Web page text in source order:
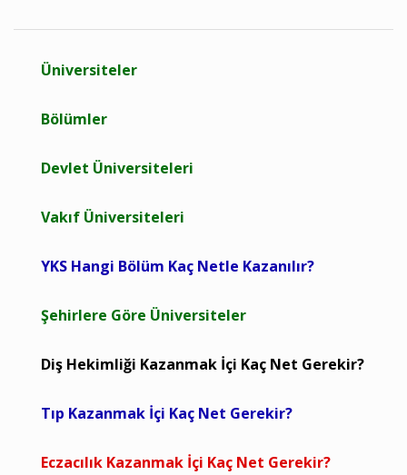
Üniversiteler
Bölümler
Devlet Üniversiteleri
Vakıf Üniversiteleri
YKS Hangi Bölüm Kaç Netle Kazanılır?
Şehirlere Göre Üniversiteler
Diş Hekimliği Kazanmak İçi Kaç Net Gerekir?
Tıp Kazanmak İçi Kaç Net Gerekir?
Eczacılık Kazanmak İçi Kaç Net Gerekir?